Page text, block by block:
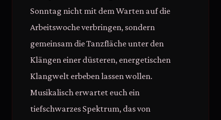
Sonntag nicht mit dem Warten auf die
Arbeitswoche verbringen, sondern
gemeinsam die Tanzfläche unter den
Klängen einer düsteren, energetischen
Klangwelt erbeben lassen wollen.
Musikalisch erwartet euch ein
tiefschwarzes Spektrum, das von